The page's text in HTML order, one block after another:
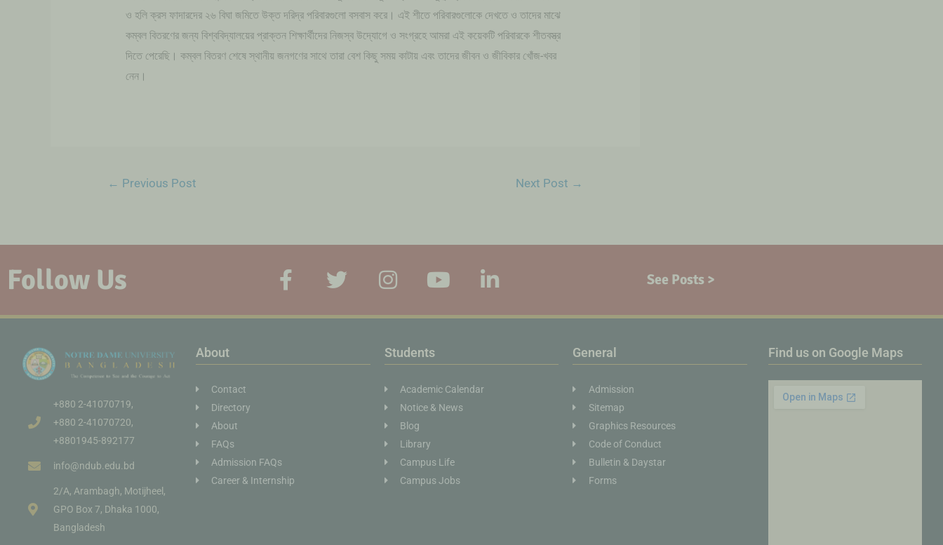
ও হলি ক্রস ফাদারদের ২৬ বিঘা জমিতে উক্ত দরিদ্র পরিবারগুলো বসবাস করে। এই শীতে পরিবারগুলোকে দেখতে ও তাদের মাঝে
কম্বল বিতরণের জন্য বিশ্ববিদ্যালয়ের প্রাক্তন শিক্ষার্থীদের নিজস্ব উদ্যোগে ও সংগ্রহে আমরা এই কয়েকটি পরিবারকে শীতবস্ত্র
দিতে পেরেছি। কম্বল বিতরণ শেষে স্থানীয় জনগণের সাথে তারা বেশ কিছু সময় কাটায় এবং তাদের জীবন ও জীবিকার খোঁজ-খবর
নেন।
← Previous Post Next Post →
Follow Us See Posts >
+880 2-41070719,
+880 2-41070720,
+8801945-892177
info@ndub.edu.bd
2/A, Arambagh, Motijheel,
GPO Box 7, Dhaka 1000,
Bangladesh
About
Contact
Directory
About
FAQs
Admission FAQs
Career & Internship
Students
Academic Calendar
Notice & News
Blog
Library
Campus Life
Campus Jobs
General
Admission
Sitemap
Graphics Resources
Code of Conduct
Bulletin & Daystar
Forms
Find us on Google Maps